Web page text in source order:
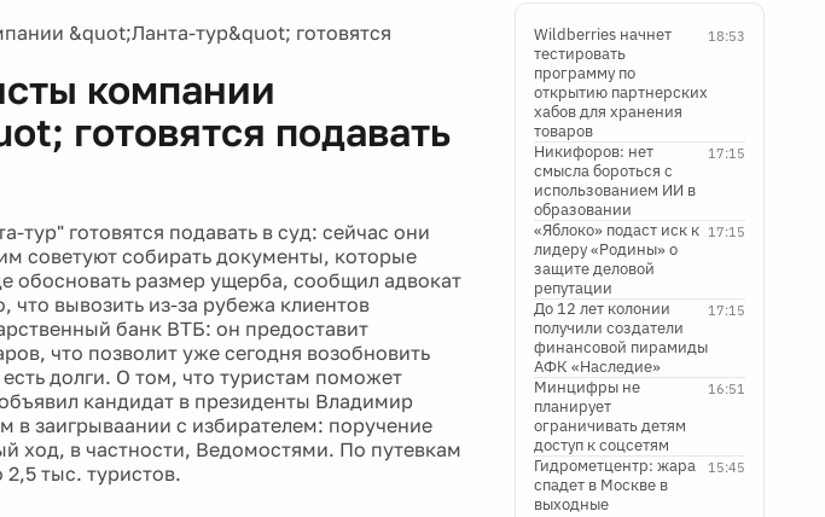
&quot;Ланта-тур&quot; готовятся
компании
готовятся подавать
готовятся подавать в суд: сейчас они
советуют собирать документы, которые
обосновать размер ущерба, сообщил адвокат
что вывозить из-за рубежа клиентов
банк ВТБ: он предоставит
что позволит уже сегодня возобновить
долги. О том, что туристам поможет
кандидат в президенты Владимир
в заигрываании с избирателем: поручение
ход, в частности, Ведомостями. По путевкам
тыс. туристов.
18:53
Wildberries начнет
тестировать
программу по
открытию партнерских
хабов для хранения
товаров
17:15
Никифоров: нет
смысла бороться с
использованием ИИ в
образовании
17:15
«Яблоко» подаст иск к
лидеру «Родины» о
защите деловой
репутации
17:15
До 12 лет колонии
получили создатели
финансовой пирамиды
АФК «Наследие»
16:51
Минцифры не
планирует
ограничивать детям
доступ к соцсетям
15:45
Гидрометцентр: жара
спадет в Москве в
выходные